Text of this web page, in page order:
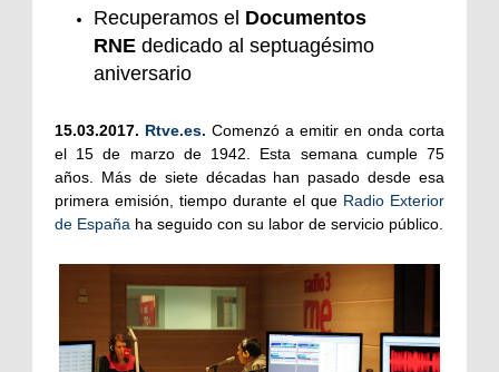
Recuperamos el Documentos
RNE dedicado al septuagésimo
aniversario
15.03.2017. Rtve.es. Comenzó a emitir en onda corta
el 15 de marzo de 1942. Esta semana cumple 75
años. Más de siete décadas han pasado desde esa
primera emisión, tiempo durante el que Radio Exterior
de España ha seguido con su labor de servicio público.